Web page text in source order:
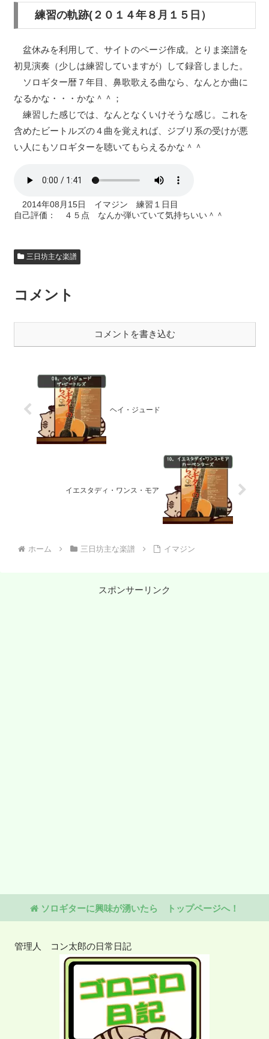
練習の軌跡(２０１４年８月１５日）
盆休みを利用して、サイトのページ作成。とりま楽譜を
初見演奏（少しは練習していますが）して録音しました。
ソロギター暦７年目、鼻歌歌える曲なら、なんとか曲に
なるかな・・・かな＾＾；
練習した感じでは、なんとなくいけそうな感じ。これを
含めたビートルズの４曲を覚えれば、ジブリ系の受けが悪
い人にもソロギターを聴いてもらえるかな＾＾
2014年08月15日 イマジン 練習１日目
自己評価： ４５点 なんか弾いていて気持ちいい＾＾
三日坊主な楽譜
コメント
コメントを書き込む
ヘイ・ジュード
イエスタディ・ワンス・モア
ホーム 三日坊主な楽譜 イマジン
スポンサーリンク
ソロギターに興味が湧いたら トップページへ！
管理人 コン太郎の日常日記